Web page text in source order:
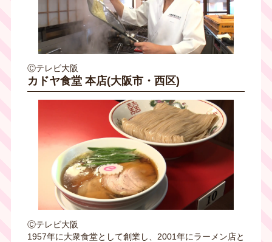
Ⓒテレビ大阪
カドヤ食堂 本店(大阪市・西区)
Ⓒテレビ大阪
1957年に大衆食堂として創業し、2001年にラーメン店と